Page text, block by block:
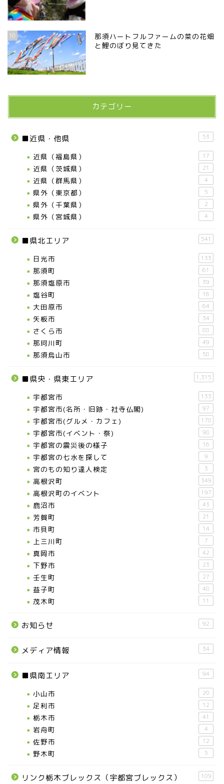
10
那須ハートフルファームの菜の花畑
と鯉のぼり見てきた
カテゴリー
■近県・他県 53
近県（福島県） 17
近県（茨城県） 21
近県（群馬県） 4
県外（東京都） 5
県外（千葉県） 2
県外（宮城県） 4
■県北エリア 541
日光市 133
那須町 61
那須塩原市 39
塩谷町 16
大田原市 64
矢板市 34
さくら市 88
那珂川町 49
那須烏山市 58
■県央・県東エリア 1,315
宇都宮市 133
宇都宮市(名所・旧跡・社寺仏閣) 97
宇都宮市(グルメ・カフェ) 178
宇都宮市(イベント・祭) 98
宇都宮の震災後の様子 16
宇都宮の七水を探して 9
宮のもの知り達人検定 3
高根沢町 349
高根沢町のイベント 197
鹿沼市 43
芳賀町 21
市貝町 14
上三川町 7
真岡市 42
下野市 23
壬生町 27
益子町 48
茂木町 11
お知らせ 92
メディア情報 34
■県南エリア 94
小山市 20
足利市 12
栃木市 41
岩舟町 4
佐野市 12
野木町 5
リンク栃木ブレックス（宇都宮ブレックス） 109